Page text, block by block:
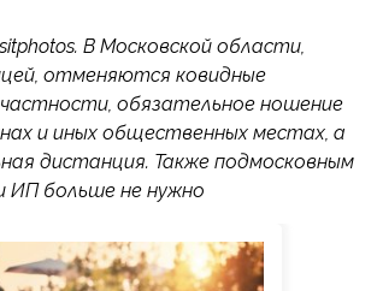
В Московской области,
отменяются ковидные
частности, обязательное ношение
и иных общественных местах, а
дистанция. Также подмосковным
ИП больше не нужно